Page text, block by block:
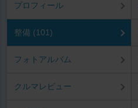
プロフィール
整備 (101)
フォトアルバム
クルマレビュー